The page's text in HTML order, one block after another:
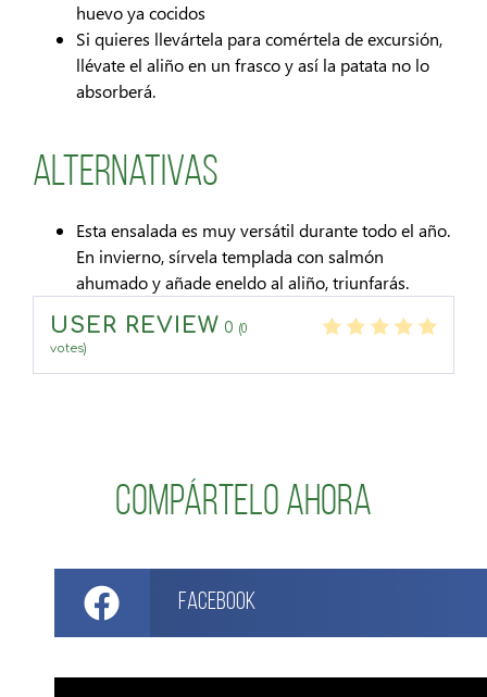
huevo ya cocidos
Si quieres llevártela para comértela de excursión,
llévate el aliño en un frasco y así la patata no lo
absorberá.
Alternativas
Esta ensalada es muy versátil durante todo el año.
En invierno, sírvela templada con salmón
ahumado y añade eneldo al aliño, triunfarás.
USER REVIEW 0 (0
votes)
Compártelo ahora
Facebook